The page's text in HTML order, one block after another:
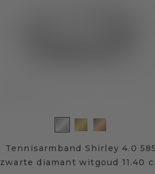
Tennisarmband Shirley 4.0 585
zwarte diamant witgoud 11.40